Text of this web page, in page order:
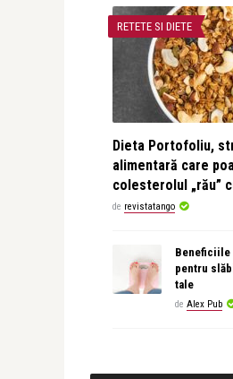
RETETE SI DIETE
Dieta Portofoliu,
alimentară care
colesterolul „rău”
de revistatango
pentru
tale
de Alex Pub